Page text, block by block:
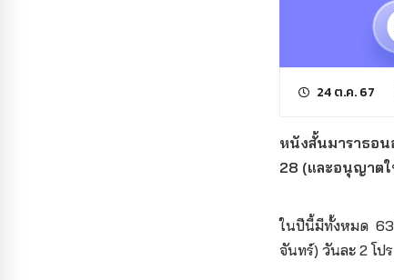
24 ต.ค. 67
หนังสั้นมาราธอน
28 (และอนุญาตใ
ในปีนี้มีทั้งหมด 63
จันทร์) วันละ 2 โป